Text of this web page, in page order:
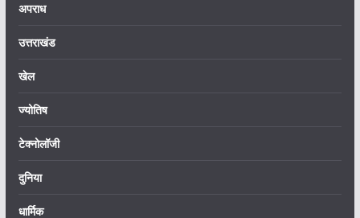
अपराध
उत्तराखंड
खेल
ज्योतिष
टेक्नोलॉजी
दुनिया
धार्मिक